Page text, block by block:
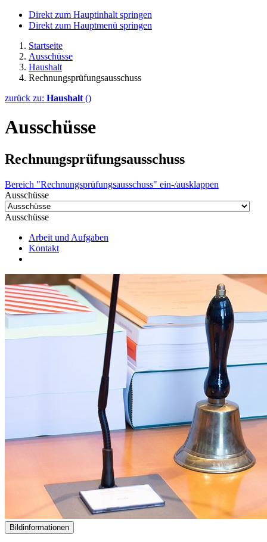
Direkt zum Hauptinhalt springen
Direkt zum Hauptmenü springen
Startseite
Ausschüsse
Haushalt
Rechnungsprüfungsausschuss
zurück zu: Haushalt ()
Ausschüsse
Rechnungsprüfungsausschuss
Bereich "Rechnungsprüfungsausschuss" ein-/ausklappen
Ausschüsse
Ausschüsse
Arbeit und Aufgaben
Kontakt
Bildinformationen